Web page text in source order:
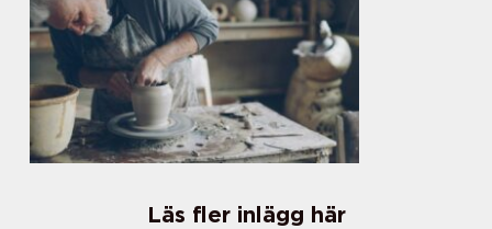
Läs fler inlägg här